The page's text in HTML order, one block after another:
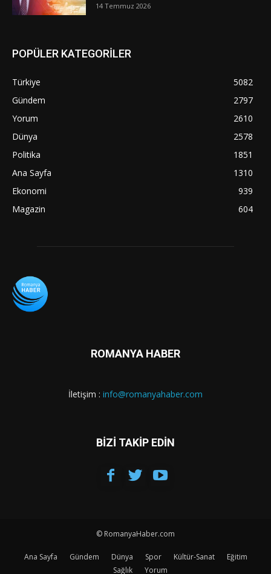
14 Temmuz 2026
POPÜLER KATEGORİLER
Türkiye
5082
Gündem
2797
Yorum
2610
Dünya
2578
Politika
1851
Ana Sayfa
1310
Ekonomi
939
Magazin
604
ROMANYA HABER
İletişim : info@romanyahaber.com
BİZİ TAKİP EDİN
© RomanyaHaber.com
Ana Sayfa Gündem Dünya Spor Kültür-Sanat
Eğitim
Sağlık
Yorum